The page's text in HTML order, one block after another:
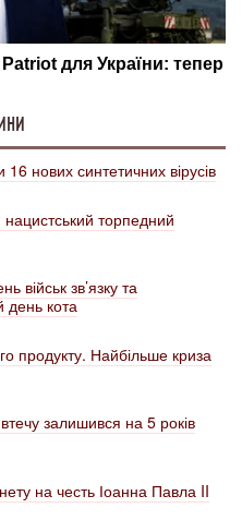
нових синтетичних вірусів
торпедний
військ зв’язку та
день кота
продукту. Найбільше криза
залишився на 5 років
на честь Іоанна Павла II